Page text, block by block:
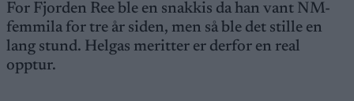
For Fjorden Ree ble en snakkis da han vant NM-
femmila for tre år siden, men så ble det stille en
lang stund. Helgas meritter er derfor en real
opptur.